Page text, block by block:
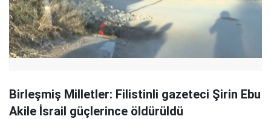
Birleşmiş Milletler: Filistinli gazeteci Şirin Ebu
Akile İsrail güçlerince öldürüldü